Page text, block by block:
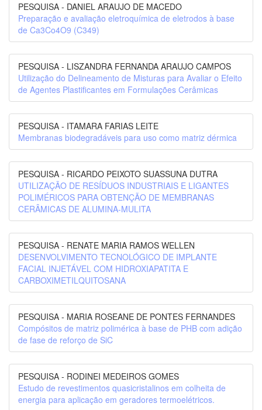
PESQUISA - DANIEL ARAUJO DE MACEDO
Preparação e avaliação eletroquímica de eletrodos à base
de Ca3Co4O9 (C349)
PESQUISA - LISZANDRA FERNANDA ARAUJO CAMPOS
Utilização do Delineamento de Misturas para Avaliar o Efeito
de Agentes Plastificantes em Formulações Cerâmicas
PESQUISA - ITAMARA FARIAS LEITE
Membranas biodegradáveis para uso como matriz dérmica
PESQUISA - RICARDO PEIXOTO SUASSUNA DUTRA
UTILIZAÇÃO DE RESÍDUOS INDUSTRIAIS E LIGANTES
POLIMÉRICOS PARA OBTENÇÃO DE MEMBRANAS
CERÂMICAS DE ALUMINA-MULITA
PESQUISA - RENATE MARIA RAMOS WELLEN
DESENVOLVIMENTO TECNOLÓGICO DE IMPLANTE
FACIAL INJETÁVEL COM HIDROXIAPATITA E
CARBOXIMETILQUITOSANA
PESQUISA - MARIA ROSEANE DE PONTES FERNANDES
Compósitos de matriz polimérica à base de PHB com adição
de fase de reforço de SiC
PESQUISA - RODINEI MEDEIROS GOMES
Estudo de revestimentos quasicristalinos em colheita de
energia para aplicação em geradores termoelétricos.